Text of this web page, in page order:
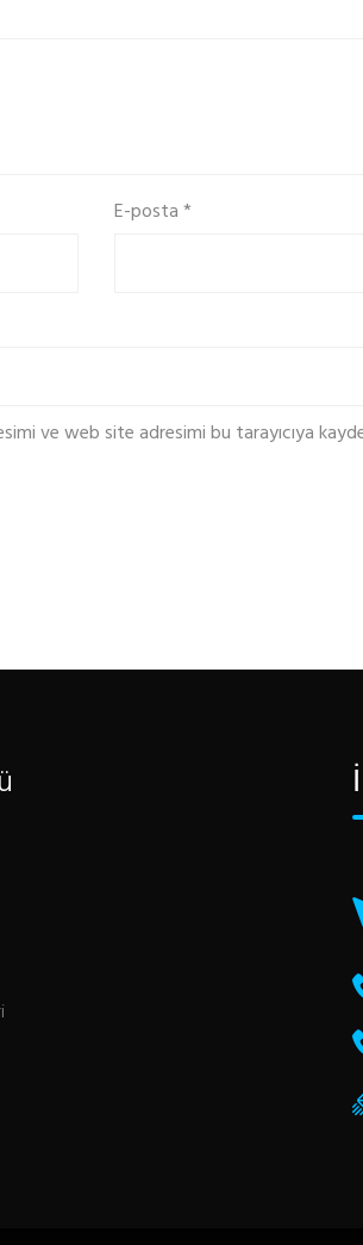
E-posta*
ve web site adresimi bu tarayıcıya